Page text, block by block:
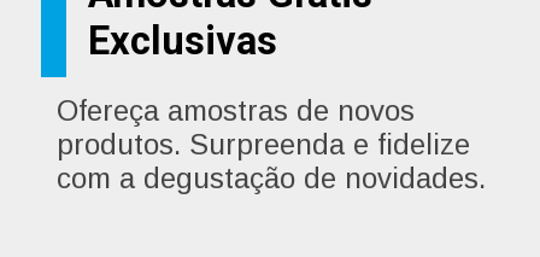
Exclusivas
Ofereça amostras de novos
produtos. Surpreenda e fidelize
com a degustação de novidades.